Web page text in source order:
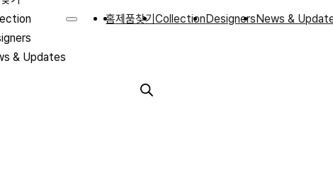
& Updates
홈제품찾기Collection Designers News &